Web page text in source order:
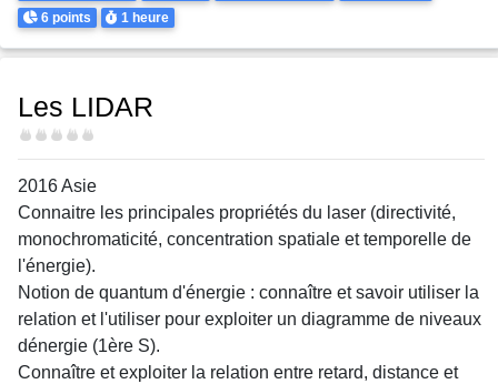
Points
6 points Durée
1 heure
Les LIDAR
Difficulté
2016 Asie
Connaitre les principales propriétés du laser (directivité,
monochromaticité, concentration spatiale et temporelle de
l'énergie).
Notion de quantum d'énergie : connaître et savoir utiliser la
relation et l'utiliser pour exploiter un diagramme de niveaux
dénergie (1ère S).
Connaître et exploiter la relation entre retard, distance et